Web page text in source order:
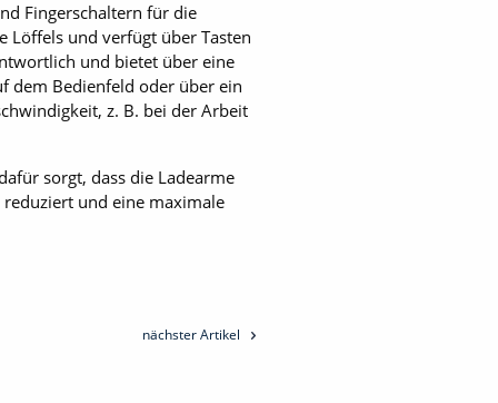
Fingerschaltern für die
Löffels und verfügt über Tasten
und bietet über eine
dem Bedienfeld oder über ein
z. B. bei der Arbeit
sorgt, dass die Ladearme
und eine maximale
nächster Artikel